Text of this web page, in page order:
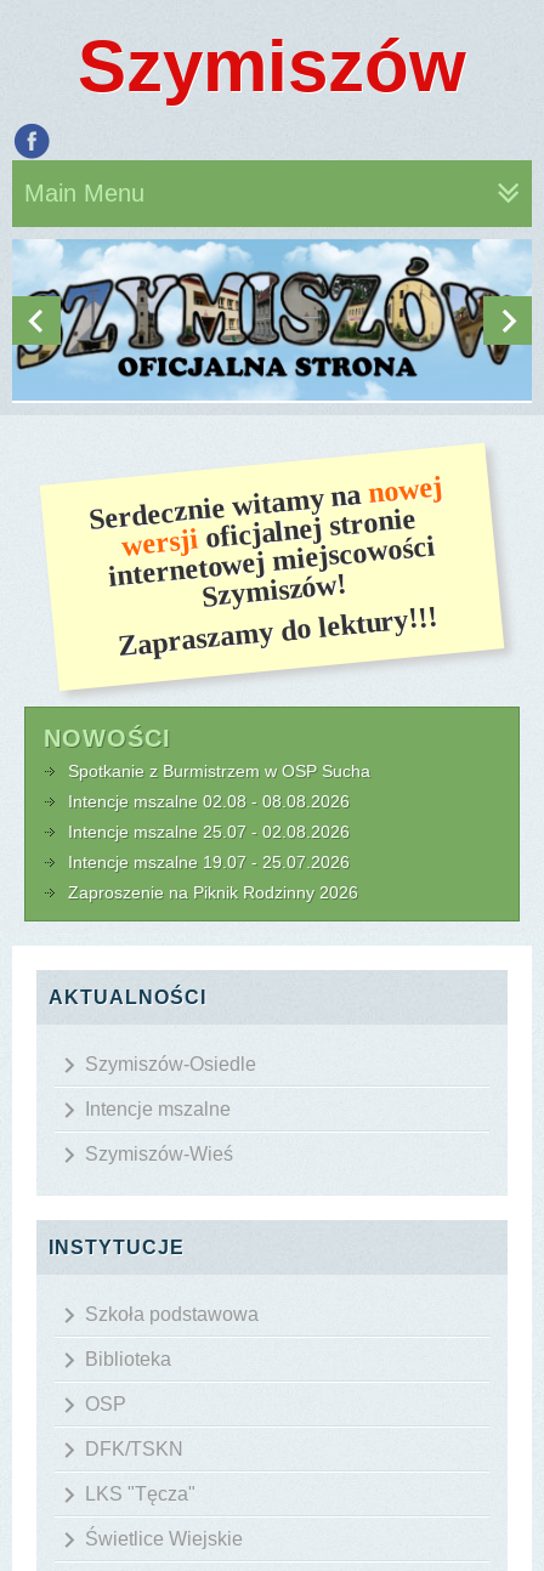
Szymiszów
Main Menu
Serdecznie witamy nanowej
wersjioficjalnej stronie
internetowej miejscowości
Szymiszów!
Zapraszamy do lektury!!!
NOWOŚCI
Spotkanie z Burmistrzem w OSP Sucha
Intencje mszalne 02.08 - 08.08.2026
Intencje mszalne 25.07 - 02.08.2026
Intencje mszalne 19.07 - 25.07.2026
Zaproszenie na Piknik Rodzinny 2026
AKTUALNOŚCI
Szymiszów-Osiedle
Intencje mszalne
Szymiszów-Wieś
INSTYTUCJE
Szkoła podstawowa
Biblioteka
OSP
DFK/TSKN
LKS "Tęcza"
Świetlice Wiejskie